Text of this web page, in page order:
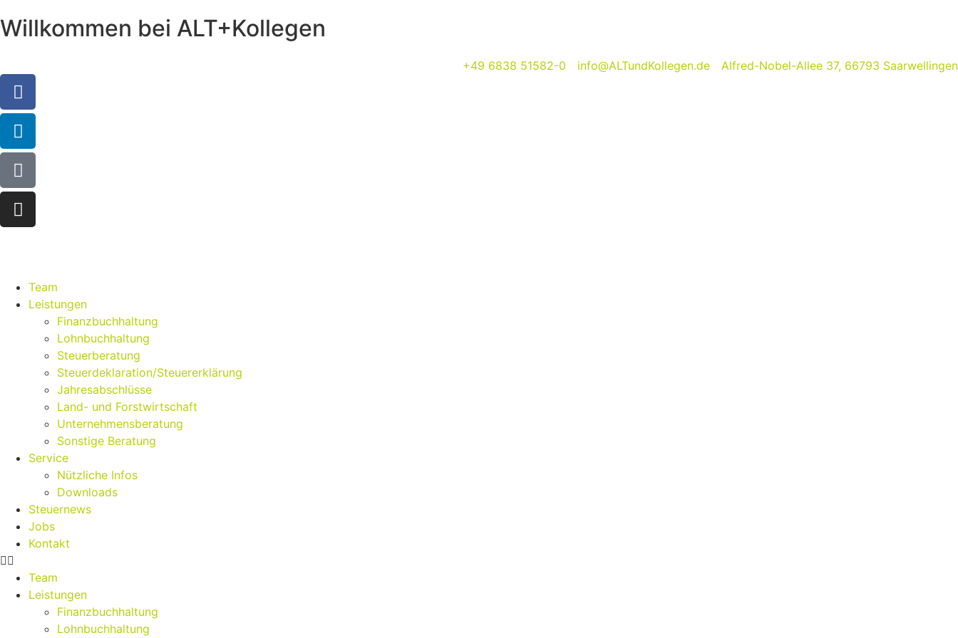
Willkommen bei ALT+Kollegen
+49 6838 51582-0 info@ALTundKollegen.de Alfred-Nobel-Allee 37, 66793 Saarwellingen
Team
Leistungen
Finanzbuchhaltung
Lohnbuchhaltung
Steuerberatung
Steuerdeklaration/Steuererklärung
Jahresabschlüsse
Land- und Forstwirtschaft
Unternehmensberatung
Sonstige Beratung
Service
Nützliche Infos
Downloads
Steuernews
Jobs
Kontakt
Team
Leistungen
Finanzbuchhaltung
Lohnbuchhaltung